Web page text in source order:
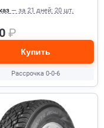
— за 21 дней: 20 шт.
₽
Купить
Рассрочка 0-0-6